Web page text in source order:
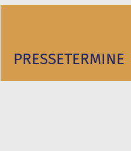
PRESSETERMINE